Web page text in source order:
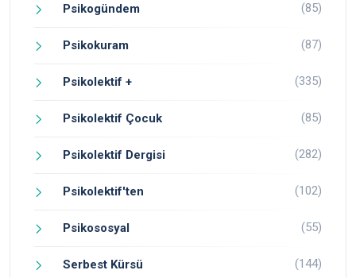
Psikogündem (85)
Psikokuram (87)
Psikolektif + (335)
Psikolektif Çocuk (85)
Psikolektif Dergisi (282)
Psikolektif'ten (102)
Psikososyal (55)
Serbest Kürsü (144)